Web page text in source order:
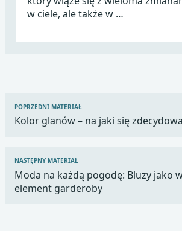
w ciele, ale także w …
Nawigacja
wpisu
POPRZEDNI MATERIAŁ
Kolor glanów – na jaki się
NASTĘPNY MATERIAŁ
Moda na każdą pogodę: Bluzy jako
element garderoby